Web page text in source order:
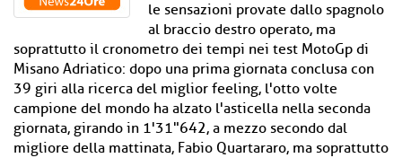
le sensazioni provate dallo spagnolo
al braccio destro operato, ma
soprattutto il cronometro dei tempi nei test MotoGp di
Misano Adriatico: dopo una prima giornata conclusa con
39 giri alla ricerca del miglior feeling, l'otto volte
campione del mondo ha alzato l'asticella nella seconda
giornata, girando in 1'31"642, a mezzo secondo dal
migliore della mattinata, Fabio Quartararo, ma soprattutto